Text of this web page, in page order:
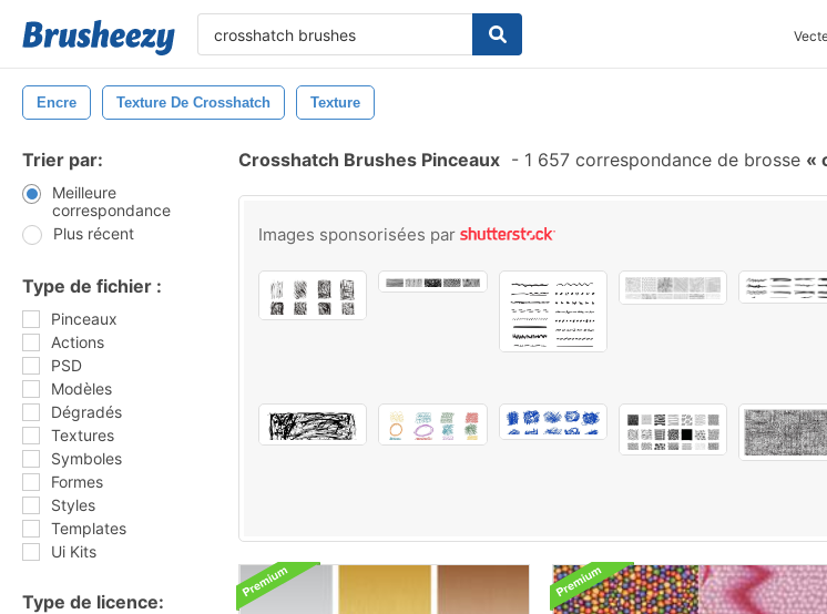
Encre Texture De Crosshatch Texture
Trier par:
Meilleure
correspondance
Plus récent
Type de fichier :
Pinceaux
Actions
PSD
Modèles
Dégradés
Textures
Symboles
Formes
Styles
Templates
Ui Kits
Type de licence:
Crosshatch Brushes Pinceaux - 1 657 correspondance de brosse
Images sponsorisées par